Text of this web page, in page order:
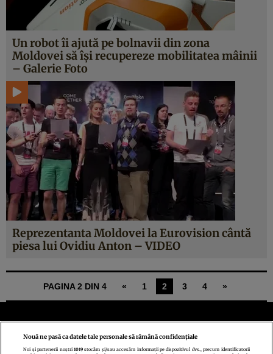
Un robot îi ajută pe bolnavii din zona
Moldovei să îşi recupereze mobilitatea mâinii
– Galerie Foto
Reprezentanta Moldovei la Eurovision cântă
piesa lui Ovidiu Anton – VIDEO
PAGINA 2 DIN 4 « 1 2 3 4 »
Nouă ne pasă ca datele tale personale să rămână confidențiale
Noi și partenerii noștri1019 stocăm și/sau accesăm informații pe dispozitivul dvs., precum identificatorii